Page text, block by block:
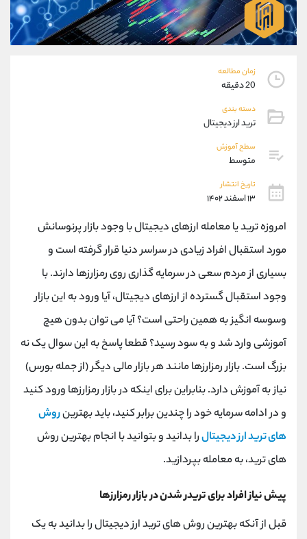
زمان مطالعه
20 دقیقه
دسته بندی
ترید ارز دیجیتال
سطح آموزش
متوسط
تاریخ انتشار
۱۳ اسفند ۱۴۰۲
امروزه ترید یا معامله ارزهای دیجیتال با وجود بازار پرنوسانش
مورد استقبال افراد زیادی در سراسر دنیا قرار گرفته است و
بسیاری از مردم سعی در سرمایه گذاری روی رمزارزها دارند. با
وجود استقبال گسترده از ارزهای دیجیتال، آیا ورود به این بازار
وسوسه انگیز به همین راحتی است؟ آیا می توان بدون هیچ
آموزشی وارد شد و به سود رسید؟ قطعا پاسخ به این سوال یک نه
بزرگ است. بازار رمزارزها مانند هر بازار مالی دیگر (از جمله بورس)
نیاز به آموزش دارد. بنابراین برای اینکه در بازار رمزارزها ورود کنید
و در ادامه سرمایه خود را چندین برابر کنید، باید بهترینروش
های ترید ارز دیجیتالرا بدانید و بتوانید با انجام بهترین روش
های ترید، به معامله بپردازید.
پیش نیاز افراد برای تریدر شدن در بازار رمزارزها
قبل از آنکه بهترین روش های ترید ارز دیجیتال را بدانید به یک
09927779040
واتساپ شروع گفتگو
تلگرام @Armteam_admin_por
پشتیبان فروش
موبایل
اطلاعات تماس
تلفن 021-22021030
021-22021040
بدون پیش شماره
اینستاگرام @alireza.mehrabii
کانال تلگرام @alirezamehrabi_com
@alirezamehrabi_official